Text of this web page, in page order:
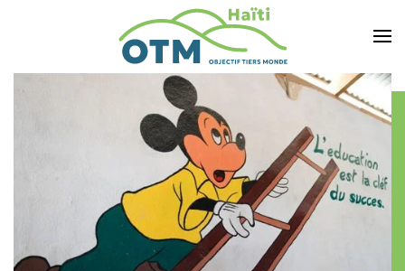
Accéder au contenu principal